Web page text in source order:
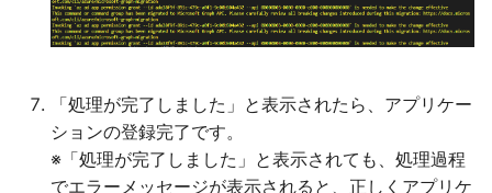
「処理が完了しました」と表示されたら、アプリケー
ションの登録完了です。
※「処理が完了しました」と表示されても、処理過程
でエラーメッセージが表示されると、正しくアプリケ